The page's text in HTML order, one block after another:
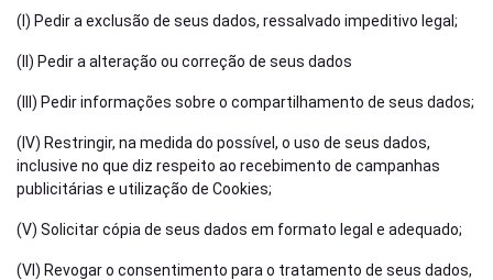
(I) Pedir a exclusão de seus dados, ressalvado impeditivo legal;
(II) Pedir a alteração ou correção de seus dados
(III) Pedir informações sobre o compartilhamento de seus dados;
(IV) Restringir, na medida do possível, o uso de seus dados,
inclusive no que diz respeito ao recebimento de campanhas
publicitárias e utilização de Cookies;
(V) Solicitar cópia de seus dados em formato legal e adequado;
(VI) Revogar o consentimento para o tratamento de seus dados,